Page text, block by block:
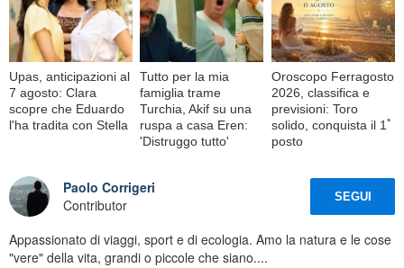
Upas, anticipazioni al
7 agosto: Clara
scopre che Eduardo
l'ha tradita con Stella
Tutto per la mia
famiglia trame
Turchia, Akif su una
ruspa a casa Eren:
'Distruggo tutto'
Oroscopo Ferragosto
2026, classifica e
previsioni: Toro
solido, conquista il 1ﾟ
posto
Paolo Corrigeri
Contributor
SEGUI
Appassionato di viaggi, sport e di ecologia. Amo la natura e le cose
"vere" della vita, grandi o piccole che siano....